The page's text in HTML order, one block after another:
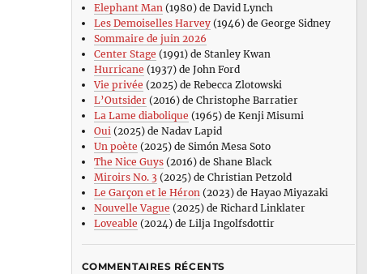
Elephant Man(1980) de David Lynch
Les Demoiselles Harvey(1946) de George Sidney
Sommaire de juin 2026
Center Stage (1991) de Stanley Kwan
Hurricane (1937) de John Ford
Vie privée (2025) de Rebecca Zlotowski
L’Outsider(2016) de Christophe Barratier
La Lame diabolique (1965) de Kenji Misumi
Oui(2025) de Nadav Lapid
Un poète (2025) de Simón Mesa Soto
The Nice Guys(2016) de Shane Black
Miroirs No. 3 (2025) de Christian Petzold
Le Garçon et le Héron(2023) de Hayao Miyazaki
Nouvelle Vague (2025) de Richard Linklater
Loveable (2024) de Lilja Ingolfsdottir
COMMENTAIRES RÉCENTS